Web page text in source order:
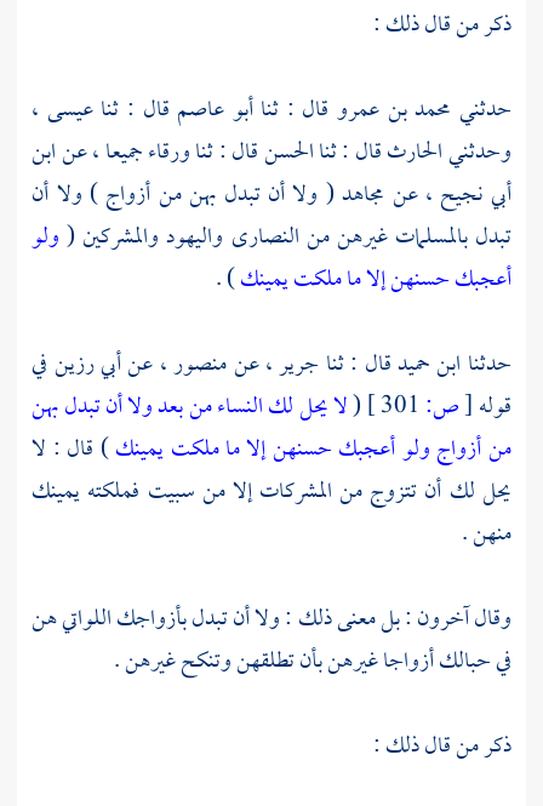
ذكر من قال ذلك :
حدثني محمد بن عمرو قال : ثناأبو عاصم قال : ثناعيسى ،
وحدثنيالحارثقال : ثناالحسنقال : ثناورقاءجميعا ، عنابن
أبي نجيح ،عن مجاهد( ولا أن تبدل بهن من أزواج ) ولا أن
تبدل بالمسلمات غيرهن من النصارى واليهود والمشركين (ولو
أعجبك حسنهن إلا ما ملكت يمينك) .
حدثنا ابن حميدقال : ثنا جرير ،عنمنصور ،عنأبي رزينفي
قوله[ص: (لا يحل لك النساء من بعد ولا أن تبدل بهن
من أزواج ولو أعجبك حسنهن إلا ما ملكت يمينك) قال : لا
يحل لك أن تتزوج من المشركات إلا من سبيت فملكته يمينك
منهن .
وقال آخرون : بل معنى ذلك : ولا أن تبدل بأزواجك اللواتي هن
في حبالك أزواجا غيرهن بأن تطلقهن وتنكح غيرهن .
ذكر من قال ذلك :